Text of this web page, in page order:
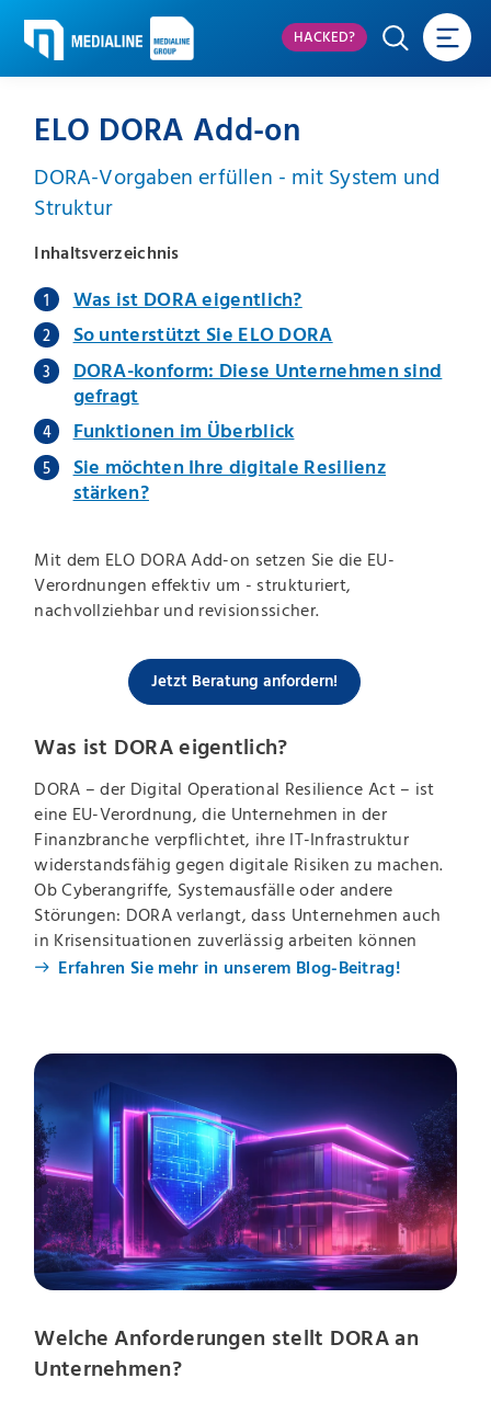
HACKED?
ELO DORA Add-on
DORA-Vorgaben erfüllen - mit System und
Struktur
Inhaltsverzeichnis
Was ist DORA eigentlich?
So unterstützt Sie ELO DORA
DORA-konform: Diese Unternehmen sind
gefragt
Funktionen im Überblick
Sie möchten Ihre digitale Resilienz
stärken?
Mit dem ELO DORA Add-on setzen Sie die EU-
Verordnungen effektiv um - strukturiert,
nachvollziehbar und revisionssicher.
Jetzt Beratung anfordern!
Was ist DORA eigentlich?
DORA – der Digital Operational Resilience Act – ist
eine EU-Verordnung, die Unternehmen in der
Finanzbranche verpflichtet, ihre IT-Infrastruktur
widerstandsfähig gegen digitale Risiken zu machen.
Ob Cyberangriffe, Systemausfälle oder andere
Störungen: DORA verlangt, dass Unternehmen auch
in Krisensituationen zuverlässig arbeiten können
Erfahren Sie mehr in unserem Blog-Beitrag!
Welche Anforderungen stellt DORA an
Unternehmen?